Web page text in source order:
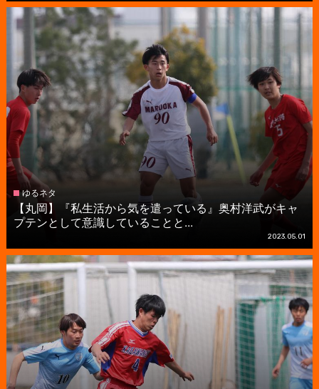
ゆるネタ
【丸岡】『私生活から気を遣っている』奥村洋武がキャ
プテンとして意識していることと...
2023.05.01